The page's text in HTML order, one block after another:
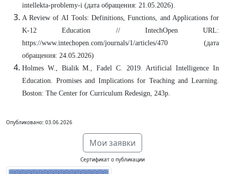
intellekta-problemy-i (дата обращения: 21.05.2026).
A Review of AI Tools: Definitions, Functions, and Applications for
K-12 Education // IntechOpen URL:
https://www.intechopen.com/journals/1/articles/470 (дата
обращения: 24.05.2026)
Holmes W., Bialik M., Fadel C. 2019. Artificial Intelligence In
Education. Promises and Implications for Teaching and Learning.
Boston: The Center for Curriculum Redesign, 243p.
Опубликовано: 03.06.2026
Мои заявки
Сертификат о публикации